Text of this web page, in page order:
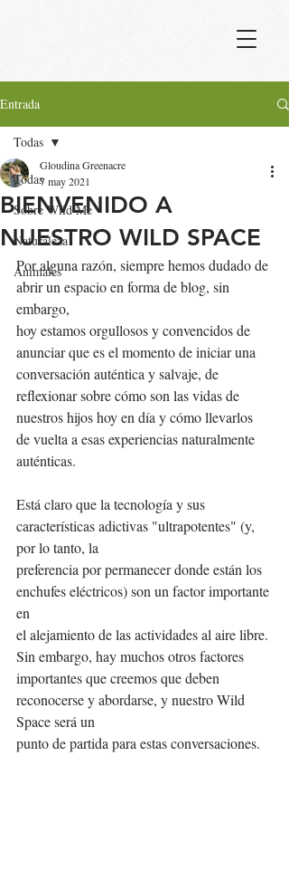
Entrada
Todas
Sobre Wild Me
Naturaleza
Animales
Todas
BIENVENIDO A
NUESTRO WILD SPACE
Gloudina Greenacre
7 may 2021
Por alguna razón, siempre hemos dudado de
abrir un espacio en forma de blog, sin
embargo,
hoy estamos orgullosos y convencidos de
anunciar que es el momento de iniciar una
conversación auténtica y salvaje, de
reflexionar sobre cómo son las vidas de
nuestros hijos hoy en día y cómo llevarlos
de vuelta a esas experiencias naturalmente
auténticas.
Está claro que la tecnología y sus
características adictivas "ultrapotentes" (y,
por lo tanto, la
preferencia por permanecer donde están los
enchufes eléctricos) son un factor importante
en
el alejamiento de las actividades al aire libre.
Sin embargo, hay muchos otros factores
importantes que creemos que deben
reconocerse y abordarse, y nuestro Wild
Space será un
punto de partida para estas conversaciones.